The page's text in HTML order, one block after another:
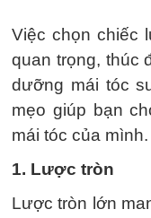
Việc chọn chiếc
quan trọng, thúc
dưỡng mái tóc
mẹo giúp bạn
mái tóc của mình.
1. Lược tròn
Lược tròn lớn